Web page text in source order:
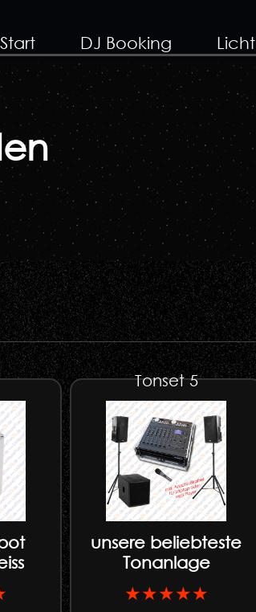
Start DJ Booking Licht
Tonset 5
unsere beliebteste
Tonanlage
★★★★★